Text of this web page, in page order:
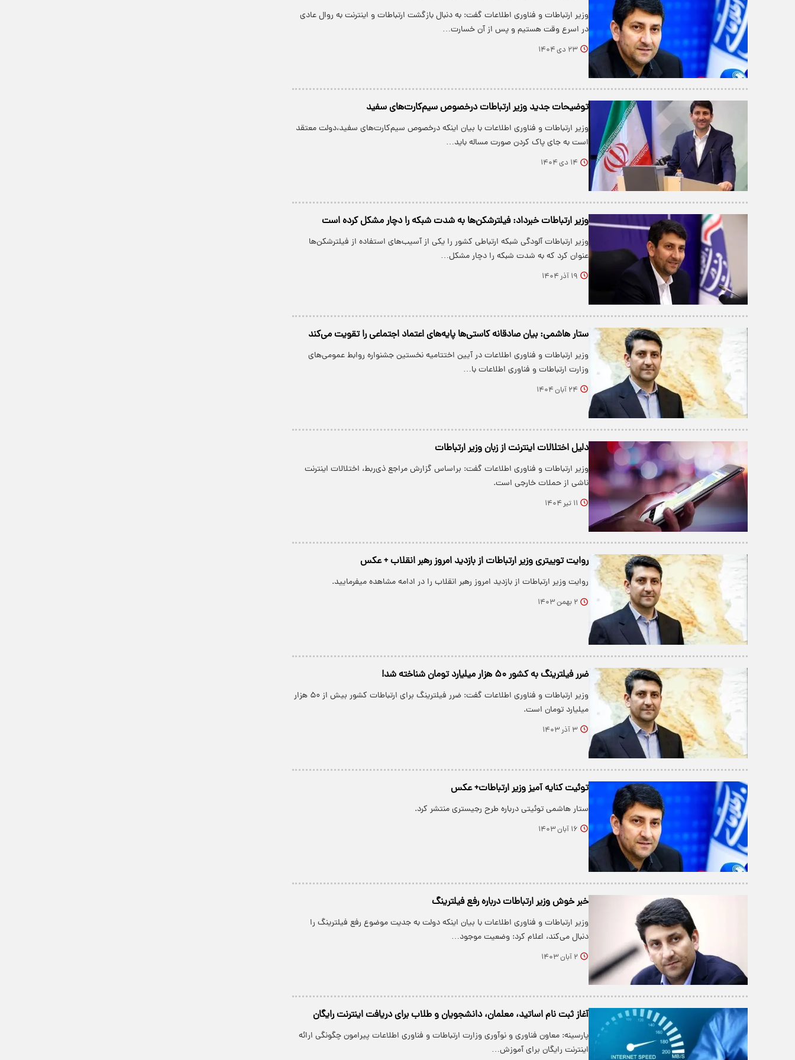
وزیر ارتباطات و فناوری اطلاعات گفت: به دنبال بازگشت ارتباطات و اینترنت به روال عادی
در اسرع وقت هستیم و پس از آن خسارت…
۲۳ دی ۱۴۰۴
توضیحات جدید وزیر ارتباطات درخصوص سیم‌کارت‌های سفید
وزیر ارتباطات و فناوری اطلاعات با بیان اینکه درخصوص سیم‌کارت‌های سفید،دولت معتقد
است به جای پاک کردن صورت مساله باید…
۱۴ دی ۱۴۰۴
وزیر ارتباطات خبرداد: فیلترشکن‌ها به شدت شبکه را دچار مشکل کرده است
وزیر ارتباطات آلودگی شبکه ارتباطی کشور را یکی از آسیب‌های استفاده از فیلترشکن‌ها
عنوان کرد که به شدت شبکه را دچار مشکل…
۱۹ آذر ۱۴۰۴
ستار هاشمی: بیان صادقانه کاستی‌ها پایه‌های اعتماد اجتماعی را تقویت می‌کند
وزیر ارتباطات و فناوری اطلاعات در آیین اختتامیه نخستین جشنواره روابط عمومی‌های
وزارت ارتباطات و فناوری اطلاعات با…
۲۴ آبان ۱۴۰۴
دلیل اختلالات اینترنت از زبان وزیر ارتباطات
وزیر ارتباطات و فناوری اطلاعات گفت: براساس گزارش مراجع ذی‌ربط، اختلالات اینترنت
ناشی از حملات خارجی است.
۱۱ تیر ۱۴۰۴
روایت توییتری وزیر ارتباطات از بازدید امروز رهبر انقلاب + عکس
روایت وزیر ارتباطات از بازدید امروز رهبر انقلاب را در ادامه مشاهده میفرمایید.
۲ بهمن ۱۴۰۳
ضرر فیلترینگ به کشور ۵۰ هزار میلیارد تومان شناخته شد!
وزیر ارتباطات و فناوری اطلاعات گفت: ضرر فیلترینگ برای ارتباطات کشور بیش از ۵۰ هزار
میلیارد تومان است.
۳ آذر ۱۴۰۳
توئیت کنایه آمیز وزیر ارتباطات+ عکس
ستار هاشمی توئیتی درباره طرح رجیستری منتشر کرد.
۱۶ آبان ۱۴۰۳
خبر خوش وزیر ارتباطات درباره رفع فیلترینگ
وزیر ارتباطات و فناوری اطلاعات با بیان اینکه دولت به جدیت موضوع رفع فیلترینگ را
دنبال می‌کند، اعلام کرد: وضعیت موجود…
۲ آبان ۱۴۰۳
آغاز ثبت نام اساتید، معلمان، دانشجویان و طلاب برای دریافت اینترنت رایگان
پارسینه: معاون فناوری و نوآوری وزارت ارتباطات و فناوری اطلاعات پیرامون چگونگی ارائه
اینترنت رایگان برای آموزش…